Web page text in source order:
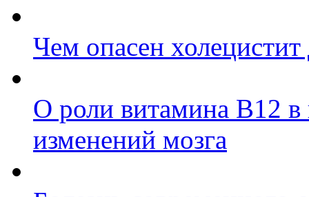
Чем опасен
О роли витамина B12 в
изменений мозга